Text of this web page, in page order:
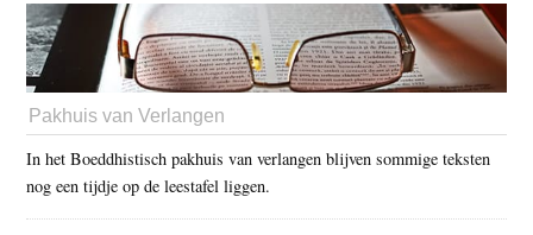
Pakhuis van Verlangen
In het Boeddhistisch pakhuis van verlangen blijven sommige teksten
nog een tijdje op de leestafel liggen.